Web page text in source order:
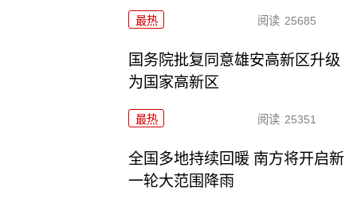
最热 阅读 25685
国务院批复同意雄安高新区升级
为国家高新区
最热 阅读 25351
全国多地持续回暖 南方将开启新
一轮大范围降雨